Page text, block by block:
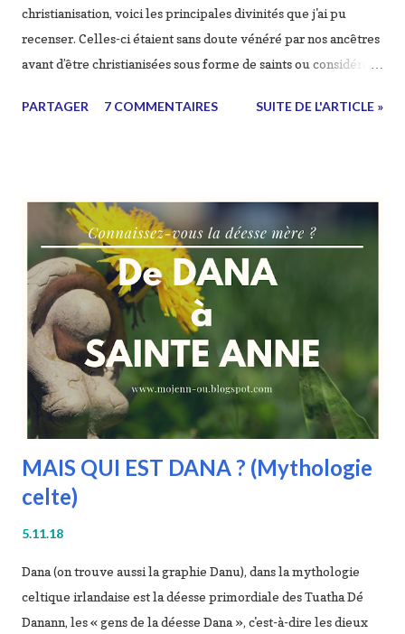
christianisation, voici les principales divinités que j'ai pu
recenser. Celles-ci étaient sans doute vénéré par nos ancêtres
avant d’être christianisées sous forme de saints ou considérées
imposée. Il est important de remarquer que ces divinités
différemment selon le culte de chacun. Les divinités des
Celtes du continent : - TARANIS : c'était la divinité principale,
le dieu du tonnerre (taran) et des forces cosmiques
(symbolismes : la roue et le foudre), il sera assimilé à Jupiter
source - CERNUNNOS : dieu au crâne de cerf ("dieu au bois de
cervidé"), c'était un dieu de la fécondité terrienne, du
renouveau des forces de la nature, on...
PARTAGER 7 COMMENTAIRES SUITE DE L'ARTICLE »
MAIS QUI EST DANA ? (Mythologie
celte)
5.11.18
Dana (on trouve aussi la graphie Danu), dans la mythologie
celtique irlandaise est la déesse primordiale des Tuatha Dé
Danann, les « gens de la déesse Dana », c'est-à-dire les dieux